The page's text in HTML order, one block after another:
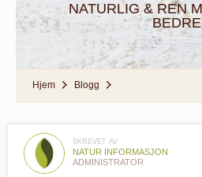
NATURLIG & REN
BEDRE
Hjem Blogg
SKREVET AV
NATUR INFORMASJON
ADMINISTRATOR